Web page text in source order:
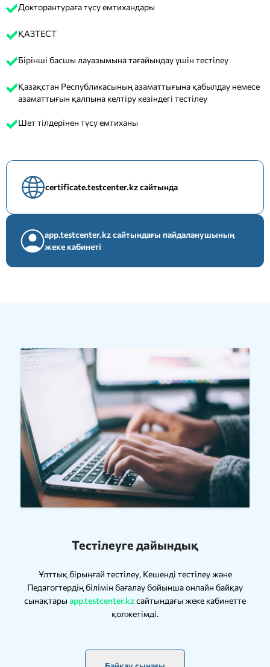
Докторантураға түсу емтихандары
ҚАЗТЕСТ
Бірінші басшы лауазымына тағайындау үшін тестілеу
Қазақстан Республикасының азаматтығына қабылдау немесе
азаматтығын қалпына келтіру кезіндегі тестілеу
Шет тілдерінен түсу емтиханы
certificate.testcenter.kz сайтында
app.testcenter.kz сайтындағы пайдаланушының
жеке кабинеті
Тестілеуге дайындық
Ұлттық бірыңғай тестілеу, Кешенді тестілеу және
Педагогтердің білімін бағалау бойынша онлайн байқау
сынақтары app.testcenter.kzсайтындағы жеке кабинетте
қолжетімді.